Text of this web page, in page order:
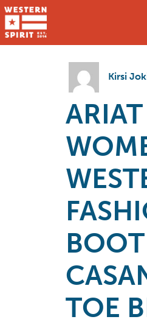
Kirsi
ARIAT
BOOT
TOE